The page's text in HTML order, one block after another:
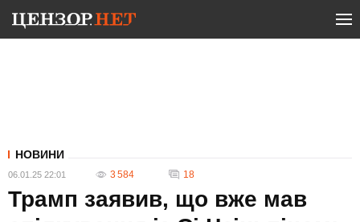
НОВИНИ
06.01.25 22:01 3 584 18
Трамп заявив, що вже мав